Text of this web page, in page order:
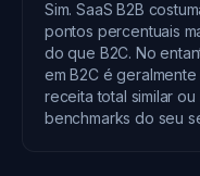
Sim. SaaS B2B
pontos percentuais
do que B2C. No
em B2C é
receita total similar
benchmarks do seu